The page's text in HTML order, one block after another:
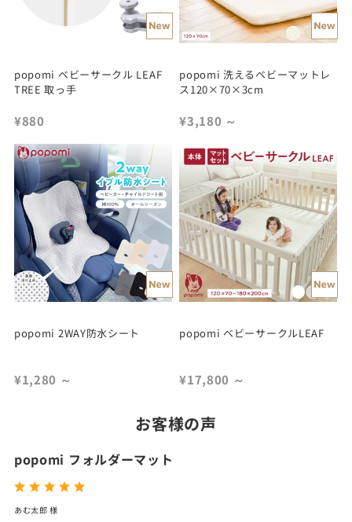
popomi ベビーサークル LEAF
TREE 取っ手
¥880
popomi 洗えるベビーマットレ
ス120×70×3cm
¥3,180 ～
popomi 2WAY防水シート
¥1,280 ～
popomi ベビーサークルLEAF
¥17,800 ～
お客様の声
popomi フォルダーマット
あむ太郎 様